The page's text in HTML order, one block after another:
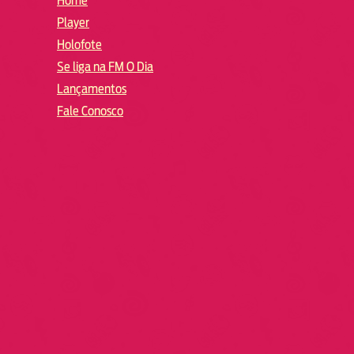
Player
Holofote
Se liga na FM O Dia
Lançamentos
Fale Conosco